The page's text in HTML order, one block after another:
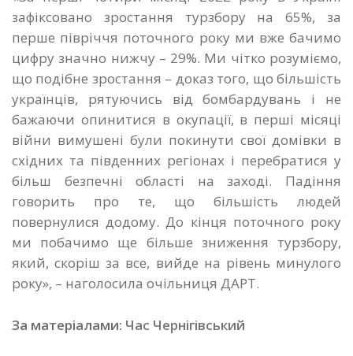
зафіксовано зростання турзбору на 65%, за
перше півріччя поточного року ми вже бачимо
цифру значно нижчу – 29%. Ми чітко розуміємо,
що подібне зростання – доказ того, що більшість
українців, рятуючись від бомбардувань і не
бажаючи опинитися в окупації, в перші місяці
війни вимушені були покинути свої домівки в
східних та південних регіонах і перебратися у
більш безпечні області на заході. Падіння
говорить про те, що більшість людей
повернулися додому. До кінця поточного року
ми побачимо ще більше зниження турзбору,
який, скоріш за все, вийде на рівень минулого
року», – наголосила очільниця ДАРТ.
За матеріалами: Час Чернігівський